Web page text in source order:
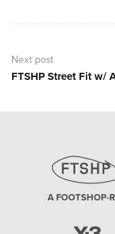
Next post
Next
FTSHP Street Fit w/
A FOOTSHOP-